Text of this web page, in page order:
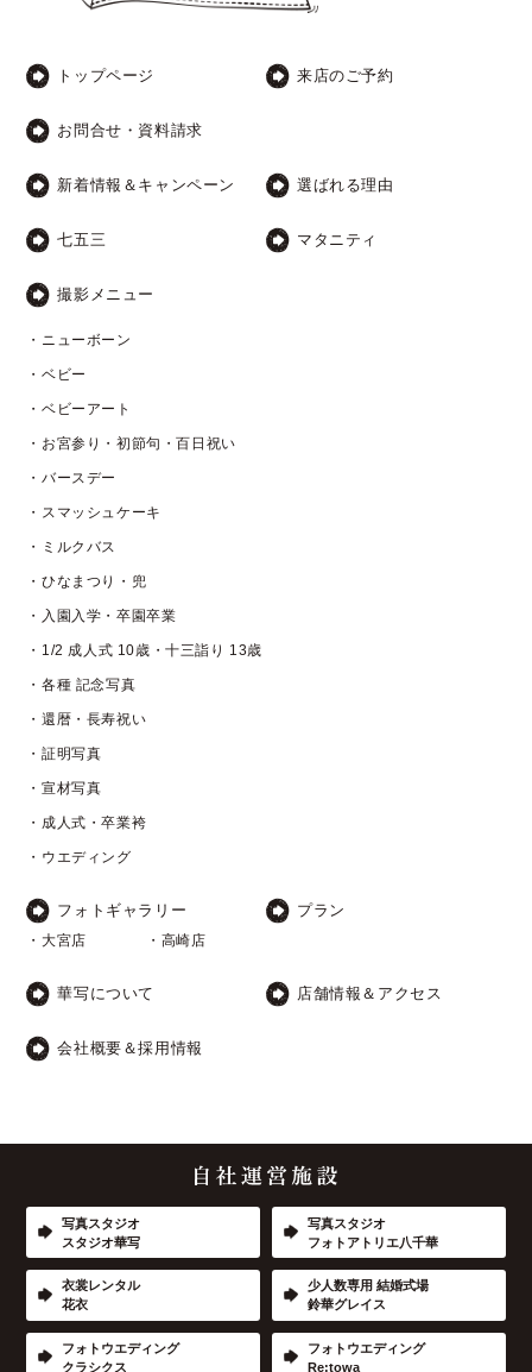
トップページ 来店のご予約
お問合せ・資料請求
新着情報＆キャンペーン 選ばれる理由
七五三 マタニティ
撮影メニュー
・ニューボーン
・ベビー
・ベビーアート
・お宮参り・初節句・百日祝い
・バースデー
・スマッシュケーキ
・ミルクバス
・ひなまつり・兜
・入園入学・卒園卒業
・1/2 成人式 10歳・十三詣り 13歳
・各種 記念写真
・還暦・長寿祝い
・証明写真
・宣材写真
・成人式・卒業袴
・ウエディング
フォトギャラリー
・大宮店 ・高崎店
プラン
華写について 店舗情報＆アクセス
会社概要＆採用情報
写真スタジオ
スタジオ華写
写真スタジオ
フォトアトリエ八千華
衣裳レンタル
花衣
少人数専用 結婚式場
鈴華グレイス
フォトウエディング
クラシクス
フォトウエディング
Re:towa